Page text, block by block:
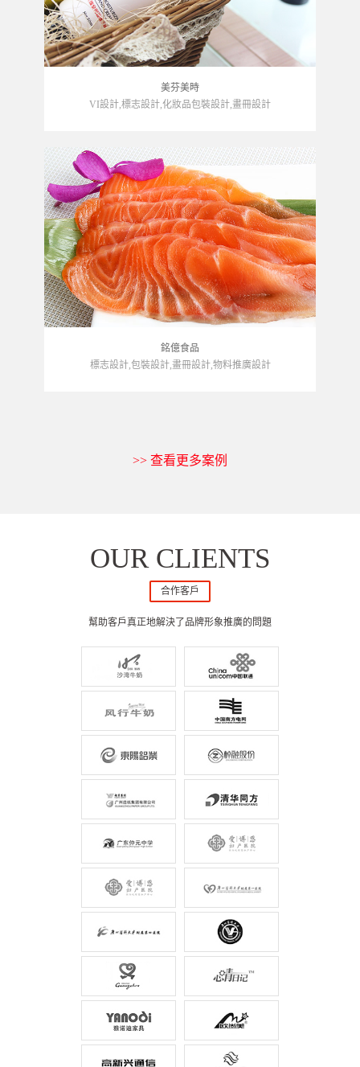
美芬美時
VI設計,標志設計,化妝品包裝設計,畫冊設計
銘億食品
標志設計,包裝設計,畫冊設計,物料推廣設計
>> 查看更多案例
OUR CLIENTS
合作客戶
幫助客戶真正地解決了品牌形象推廣的問題